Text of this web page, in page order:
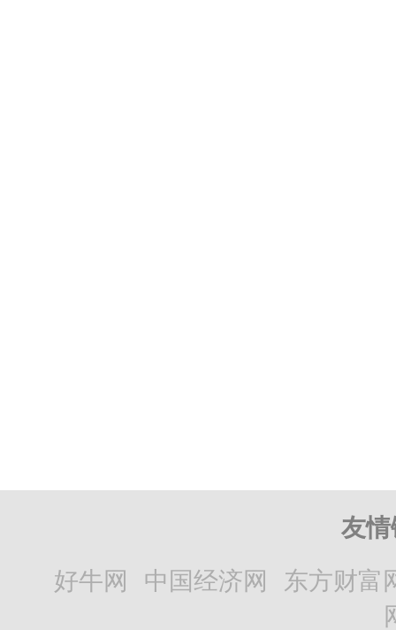
友
好牛网 中国经济网 东方财富